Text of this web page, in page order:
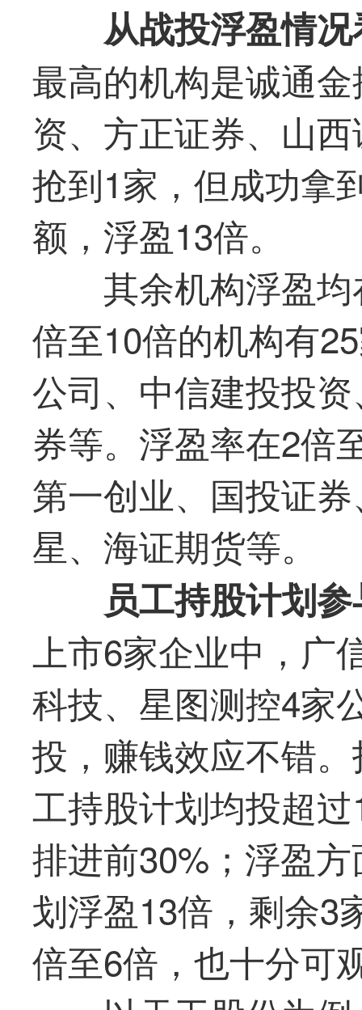
从战投浮盈情
最高的机构是诚通
资、方正证券、山
抢到1家，但成功拿
额，浮盈13倍。
其余机构浮盈
倍至10倍的机构有
公司、中信建投投
券等。浮盈率在2倍
第一创业、国投证
星、海证期货等。
员工持股计划
上市6家企业中， 广
科技、星图测控4家
投，赚钱效应不错
工持股计划均投超
排进前30%；浮盈
划浮盈13倍，剩余3
倍至6倍，也十分可